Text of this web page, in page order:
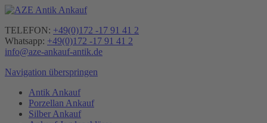
TELEFON: +49(0)172 -17 91 41 2
Whatsapp: +49(0)172 -17 91 41 2
info@aze-ankauf-antik.de
Navigation überspringen
Antik Ankauf
Porzellan Ankauf
Silber Ankauf